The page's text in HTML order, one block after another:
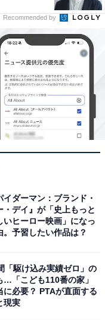
真はさつまいもとねぎ
しまうことも多い
れいな色と“フレッ
りした香りながら
天然醸造の場合、
かという懸念もあ
天地返しをおこな
Recommended by
イダーマン：ブランド・
・デイ』が「史上もっと
いヒーロー映画」になっ
。予習したい作品は？
「駆け込み実績ゼロ」の
…「こども110番の家」
に必要？ PTAが直面する
現実